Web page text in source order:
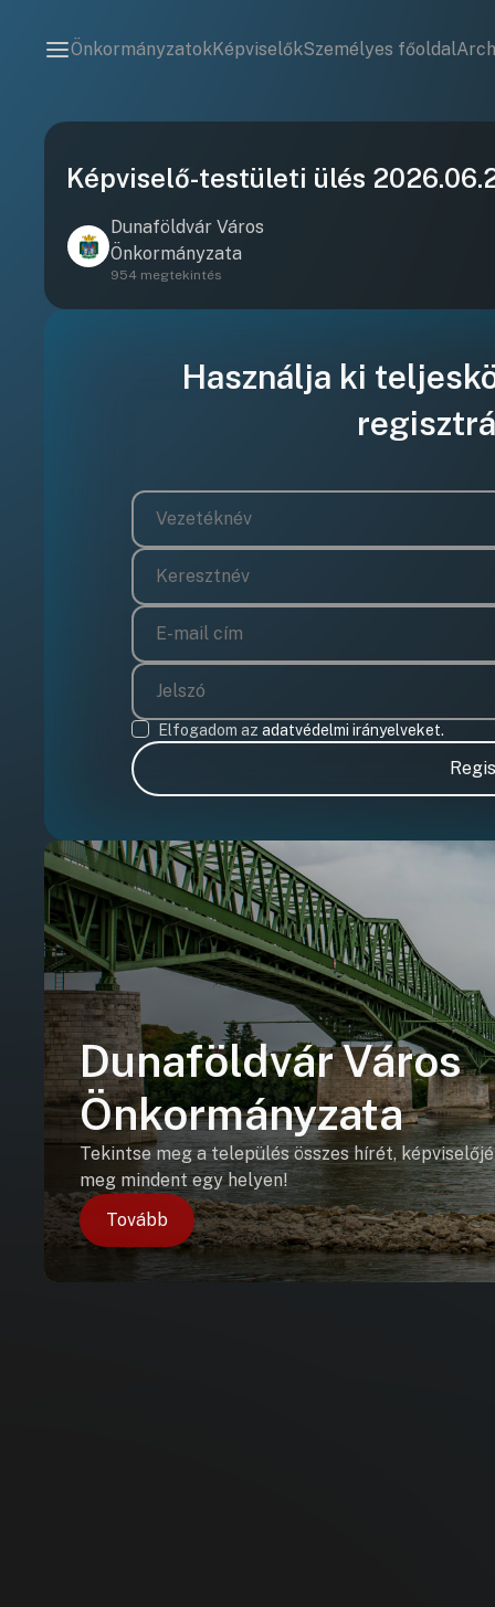
ÖnkormányzatokKépviselőkSzemélyes főoldal
Képviselő-testületi ülés
Dunaföldvár Város
Önkormányzata
954 megtekintés
Használja ki
Elfogadom az adatvédelmi irányelveket.
Dunaföldvár Város
Önkormányzata
Tekintse meg a település összes hírét,
meg mindent egy helyen!
Tovább